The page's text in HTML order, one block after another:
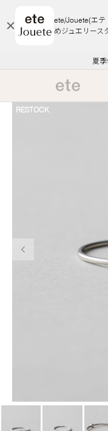
ete/Jouete(エテ
めジュエリース
エコラッピン
ご注文いただ
夏
悪質な
エコラッピン
ご注文いただ
RESTOCK